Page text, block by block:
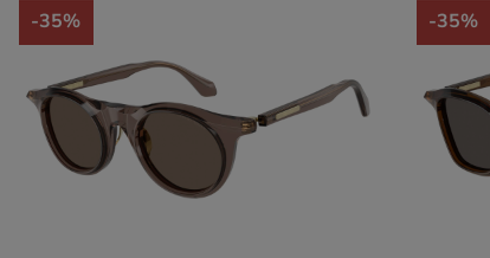
-35% -35%